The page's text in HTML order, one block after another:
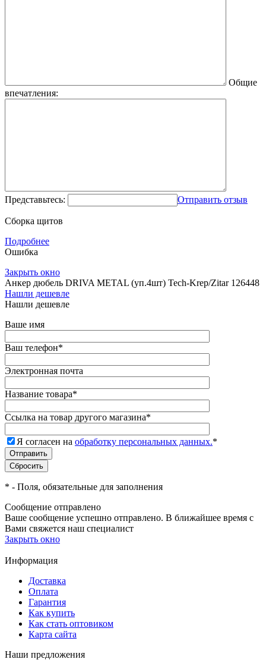
Общие
впечатления:
Представьтесь: Отправить отзыв
Сборка щитов
Подробнее
Ошибка
Закрыть окно
Анкер дюбель DRIVA METAL (уп.4шт) Tech-Krep/Zitar 126448
Нашли дешевле
Нашли дешевле
Ваше имя
Ваш телефон*
Электронная почта
Название товара*
Ссылка на товар другого магазина*
Я согласен на обработку персональных данных.*
* - Поля, обязательные для заполнения
Сообщение отправлено
Ваше сообщение успешно отправлено. В ближайшее время с
Вами свяжется наш специалист
Закрыть окно
Информация
Доставка
Оплата
Гарантия
Как купить
Как стать оптовиком
Карта сайта
Наши предложения